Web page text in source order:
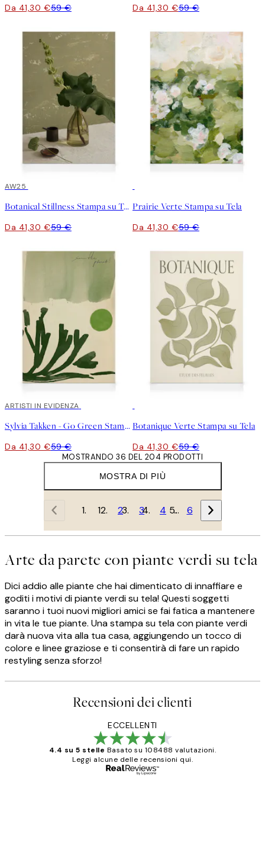
Da 41,30 €59 € Da 41,30 €59 €
30%*
AW25
Botanical Stillness Stampa su Tela
Da 41,30 €59 €
Prairie Verte Stampa su Tela
Da 41,30 €59 €
30%*
ARTISTI IN EVIDENZA
Sylvia Takken - Go Green Stampa su Tela
Da 41,30 €59 €
Botanique Verte Stampa su Tela
Da 41,30 €59 €
MOSTRA DI PIÙ
MOSTRANDO 36 DEL 204 PRODOTTI
1 2 3 4 … 6
Arte da parete con piante verdi su tela
Dici addio alle piante che hai dimenticato di innaffiare e
goditi i motivi di piante verdi su tela! Questi soggetti
saranno i tuoi nuovi migliori amici se fai fatica a mantenere
in vita le tue piante. Una stampa su tela con piante verdi
darà nuova vita alla tua casa, aggiungendo un tocco di
colore e linee graziose e ti consentirà di fare un rapido
restyling senza sforzo!
Recensioni dei clienti
ECCELLENTI
4.4 su 5 stelle Basato su 108488 valutazioni.
Leggi alcune delle recensioni qui.